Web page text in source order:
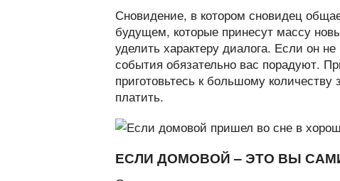
Сновидение, в котором сновидец
будущем, которые принесут массу
уделить характеру диалога. Если он
события обязательно вас порадуют.
приготовьтесь к большому
платить.
ЕСЛИ ДОМОВОЙ – ЭТО ВЫ